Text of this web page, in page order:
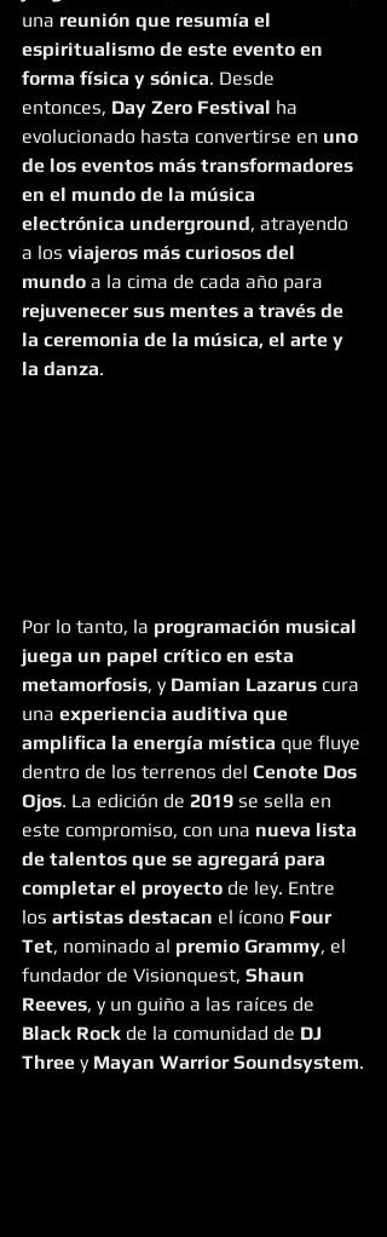
una reunión que resumía el
espiritualismo de este evento en
forma física y sónica. Desde
entonces, Day Zero Festival ha
evolucionado hasta convertirse en uno
de los eventos más transformadores
en el mundo de la música
electrónica underground, atrayendo
a los viajeros más curiosos del
mundo a la cima de cada año para
rejuvenecer sus mentes a través de
la ceremonia de la música, el arte y
la danza.
Por lo tanto, la programación musical
juega un papel crítico en esta
metamorfosis, y Damian Lazarus cura
una experiencia auditiva que
amplifica la energía mística que fluye
dentro de los terrenos del Cenote Dos
Ojos. La edición de 2019 se sella en
este compromiso, con una nueva lista
de talentos que se agregará para
completar el proyecto de ley. Entre
los artistas destacan el ícono Four
Tet, nominado al premio Grammy, el
fundador de Visionquest, Shaun
Reeves, y un guiño a las raíces de
Black Rock de la comunidad de DJ
Three y Mayan Warrior Soundsystem.